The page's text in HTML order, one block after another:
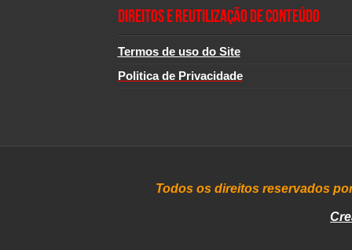
Direitos e Reutilização de Conteúdo
Termos de uso do Site
Politica de Privacidade
Todos os direitos reservados